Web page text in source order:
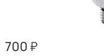
700